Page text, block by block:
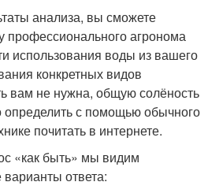
анализа, вы сможете
профессионального агронома
использования воды из вашего
конкретных видов
вам не нужна, общую солёность
с помощью обычного
почитать в интернете.
«как быть» мы видим
ответа: